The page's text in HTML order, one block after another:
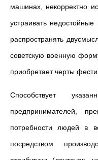
машинах, некорректно
устраивать
распространять
советскую военную
приобретает черты
Способствует
предпринимателей,
потребности людей в
посредством